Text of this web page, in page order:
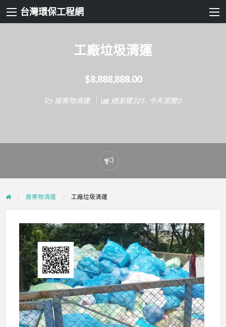
台灣環保工程網
工廠垃圾清運
$8,888,888.00
廢棄物清運 總瀏覽325 , 今天瀏覽0
Report
problem
廢棄物清運 工廠垃圾清運